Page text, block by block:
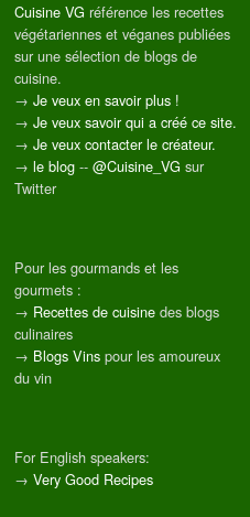
Cuisine VG référence les recettes
végétariennes et véganes publiées
sur une sélection de blogs de
cuisine.
→ Je veux en savoir plus !
→ Je veux savoir qui a créé ce site.
→ Je veux contacter le créateur.
→ le blog -- @Cuisine_VG sur
Twitter
Pour les gourmands et les
gourmets :
→ Recettes de cuisine des blogs
culinaires
→ Blogs Vins pour les amoureux
du vin
For English speakers:
→ Very Good Recipes